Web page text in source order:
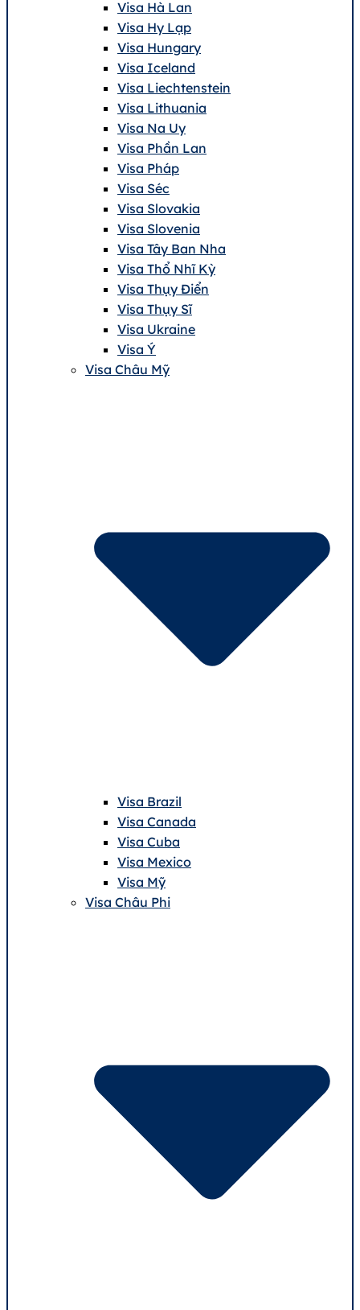
Visa Hà Lan
Visa Hy Lạp
Visa Hungary
Visa Iceland
Visa Liechtenstein
Visa Lithuania
Visa Na Uy
Visa Phần Lan
Visa Pháp
Visa Séc
Visa Slovakia
Visa Slovenia
Visa Tây Ban Nha
Visa Thổ Nhĩ Kỳ
Visa Thụy Điển
Visa Thụy Sĩ
Visa Ukraine
Visa Ý
Visa Châu Mỹ
Visa Brazil
Visa Canada
Visa Cuba
Visa Mexico
Visa Mỹ
Visa Châu Phi